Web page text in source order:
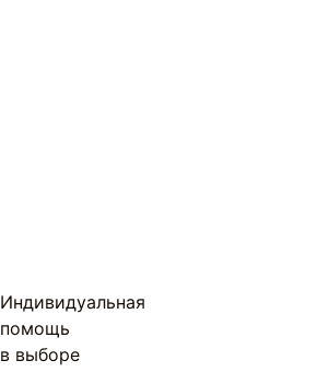
Индивидуальная
помощь
в выборе